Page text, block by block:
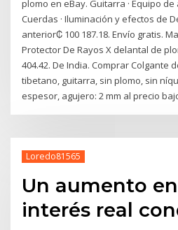
plomo en eBay. Guitarra · Equipo
Cuerdas · Iluminación y efectos de
anterior₡ 100 187.18. Envío gratis.
Protector De Rayos X delantal de
404.42. De India. Comprar Colgante
tibetano, guitarra, sin plomo, sin
espesor, agujero: 2 mm al precio
Loredo81565
Un aumento
interés real